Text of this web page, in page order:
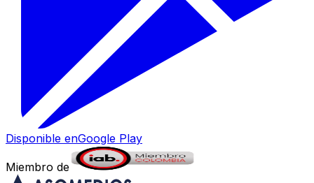
Disponible enGoogle Play
Miembro de